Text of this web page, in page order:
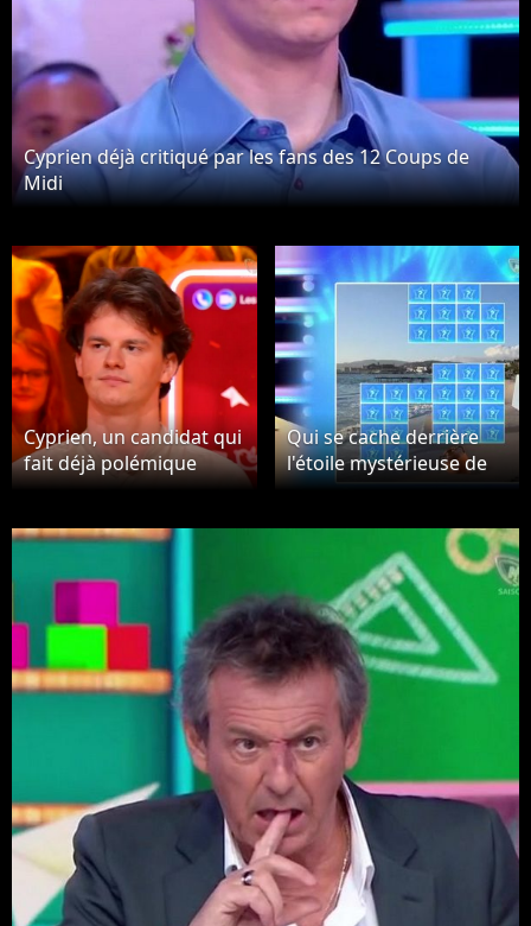
Cyprien déjà critiqué par les fans des 12 Coups de
Midi
Cyprien, un candidat qui
fait déjà polémique
dans Les 12 Coups de
Qui se cache derrière
l'étoile mystérieuse de
septembre 2025 ?